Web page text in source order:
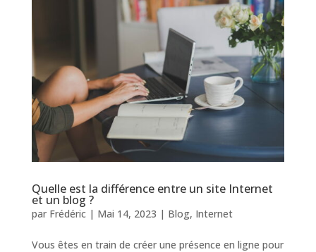
Quelle est la différence entre un site Internet
et un blog ?
par Frédéric| Mai 14, 2023 | Blog, Internet
Vous êtes en train de créer une présence en ligne pour